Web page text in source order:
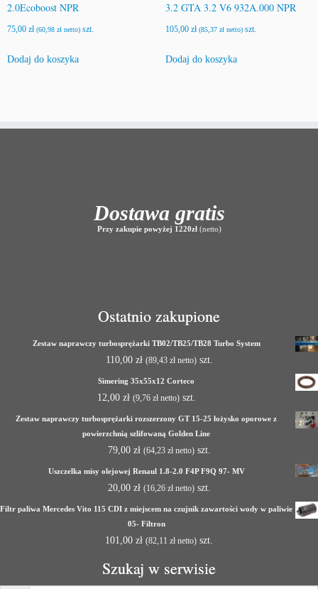
2.0Ecoboost NPR
75,00 zł (60,98 zł netto) szt.
Dodaj do koszyka
3.2 GTA 3.2 V6 932A.000 NPR
105,00 zł (85,37 złnetto)szt.
Dodaj do koszyka
Dostawa gratis
Przy zakupie powyżej 1220zł(netto)
Ostatnio zakupione
Zestaw naprawczy turbosprężarki TB02/TB25/TB28 Turbo System
110,00 zł (89,43 złnetto)szt.
Simering 35x55x12 Corteco
12,00 zł (9,76 złnetto)szt.
Zestaw naprawczy turbosprężarki rozszerzony GT 15-25 łożysko oporowe z
powierzchnią szlifowaną Golden Line
79,00 zł (64,23 złnetto)szt.
Uszczelka misy olejowej Renaul 1.8-2.0 F4P F9Q 97- MV
20,00 zł (16,26 złnetto)szt.
Filtr paliwa Mercedes Vito 115 CDI z miejscem na czujnik zawartości wody w paliwie
05- Filtron
101,00 zł (82,11 zł netto) szt.
Szukaj w serwisie